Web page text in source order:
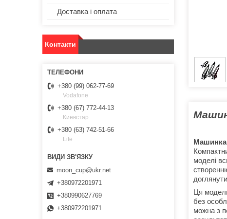
Машинка
моделі
Ця
без
можна з
Доставка і оплата
Контакти
+380 (99) 062-77-69
Vodafone
+380 (67) 772-44-13
Киевстар
+380 (63) 742-51-66
Life
moon_cup@ukr.net
+380972201971
+380990627769
+380972201971